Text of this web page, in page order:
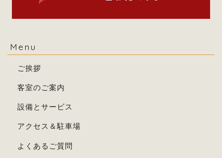
Menu
ご挨拶
客室のご案内
設備とサービス
アクセス＆駐車場
よくあるご質問